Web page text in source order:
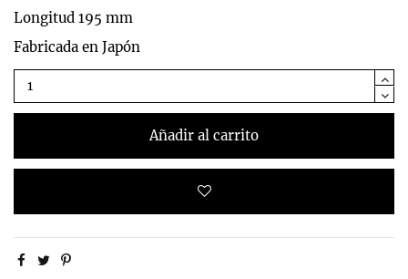
Longitud 195 mm
Fabricada en Japón
Añadir al carrito